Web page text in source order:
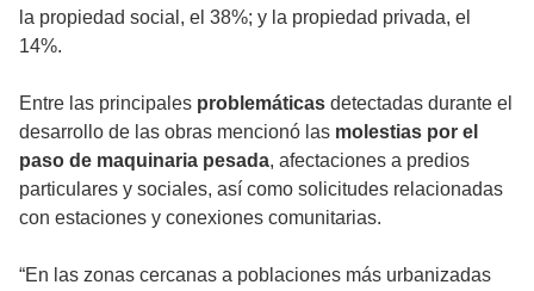
la propiedad social, el 38%; y la propiedad privada, el
14%.
Entre las principales problemáticas detectadas durante el
desarrollo de las obras mencionó las molestias por el
paso de maquinaria pesada, afectaciones a predios
particulares y sociales, así como solicitudes relacionadas
con estaciones y conexiones comunitarias.
“En las zonas cercanas a poblaciones más urbanizadas